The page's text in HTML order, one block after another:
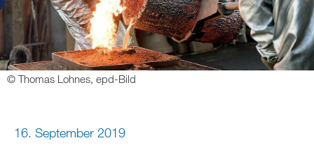
© Thomas Lohnes, epd-Bild
16. September 2019